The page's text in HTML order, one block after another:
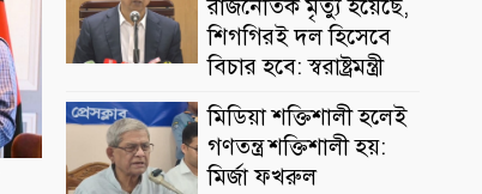
রাজনৈতিক মৃত্যু হয়েছে,
শিগগিরই দল হিসেবে
বিচার হবে: স্বরাষ্ট্রমন্ত্রী
মিডিয়া শক্তিশালী হলেই
গণতন্ত্র শক্তিশালী হয়:
মির্জা ফখরুল